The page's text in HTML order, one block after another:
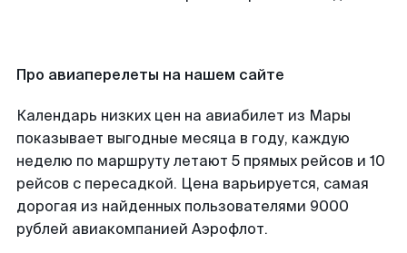
Про авиаперелеты на нашем сайте
Календарь низких цен на авиабилет из Мары
показывает выгодные месяца в году, каждую
неделю по маршруту летают 5 прямых рейсов и 10
рейсов с пересадкой. Цена варьируется, самая
дорогая из найденных пользователями 9000
рублей авиакомпанией Аэрофлот.